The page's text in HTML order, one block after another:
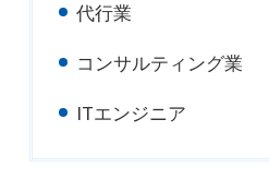
代行業
コンサルティング業
ITエンジニア